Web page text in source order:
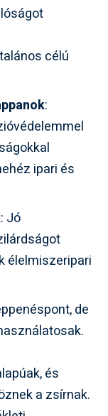
célú
:
ipari és
: Jó
élelmiszeripari
de
és
a zsírnak.